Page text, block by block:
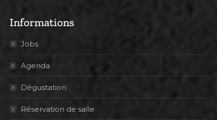
Informations
Jobs
Agenda
Dégustation
Réservation de salle